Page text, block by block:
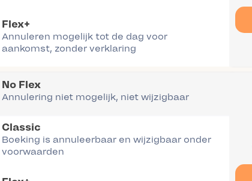
Flex+
Annuleren mogelijk tot de dag voor
aankomst, zonder verklaring
No Flex
Annulering niet mogelijk, niet wijzigbaar
Classic
Boeking is annuleerbaar en wijzigbaar onder
voorwaarden